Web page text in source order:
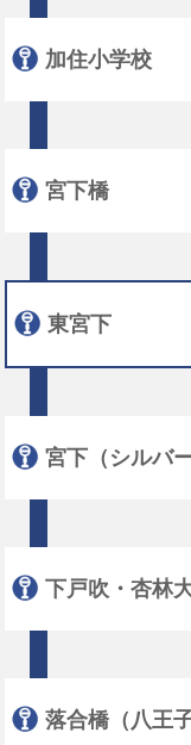
加住小学校
宮下橋
東宮下
宮下（シルバ
下戸吹・杏林
落合橋（八王子